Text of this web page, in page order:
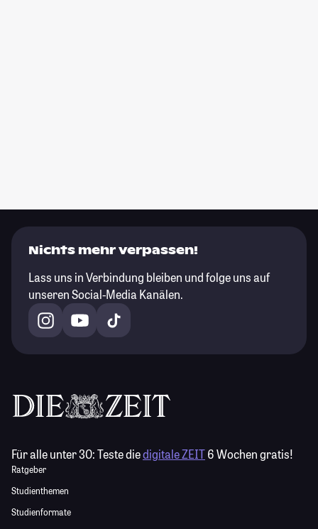
Nichts mehr verpassen!
Lass uns in Verbindung bleiben und folge uns auf
unseren Social-Media Kanälen.
Für alle unter 30:Teste diedigitale ZEIT6 Wochen gratis!
Ratgeber
Studienthemen
Studienformate